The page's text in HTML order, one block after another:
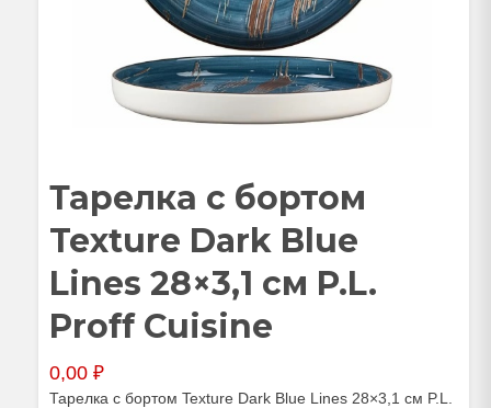
Тарелка с бортом
Texture Dark Blue
Lines 28×3,1 см P.L.
Proff Cuisine
0,00 ₽
Тарелка с бортом Texture Dark Blue Lines 28×3,1 см P.L.